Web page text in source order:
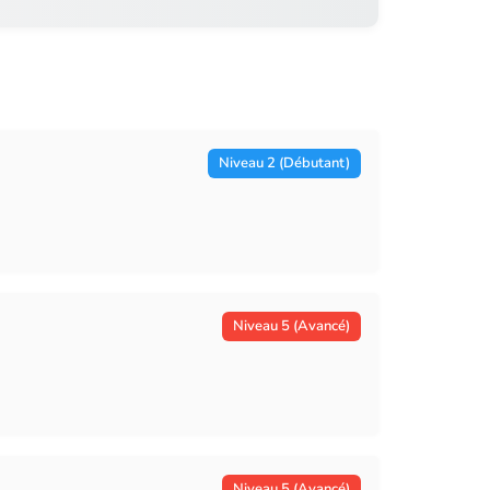
Niveau 2 (Débutant)
Niveau 5 (Avancé)